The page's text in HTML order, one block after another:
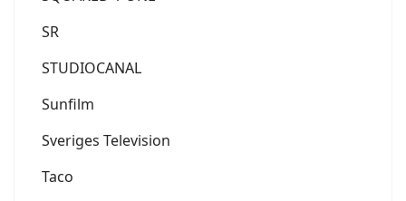
SR
STUDIOCANAL
Sunfilm
Sveriges Television
Taco